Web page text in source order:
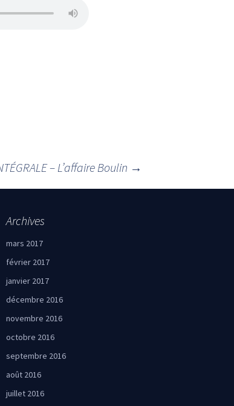
– L’affaire Boulin →
Archives
mars 2017
février 2017
janvier 2017
décembre 2016
novembre 2016
octobre 2016
septembre 2016
août 2016
juillet 2016